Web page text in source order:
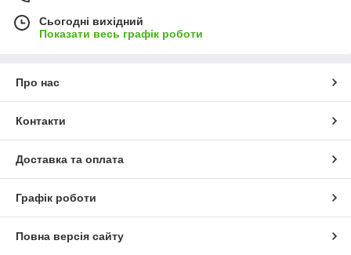
Сьогодні вихідний
Показати весь графік роботи
Про нас
Контакти
Доставка та оплата
Графік роботи
Повна версія сайту